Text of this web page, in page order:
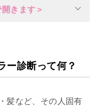
きます＞
ー診断って何？
髪など、その人固有